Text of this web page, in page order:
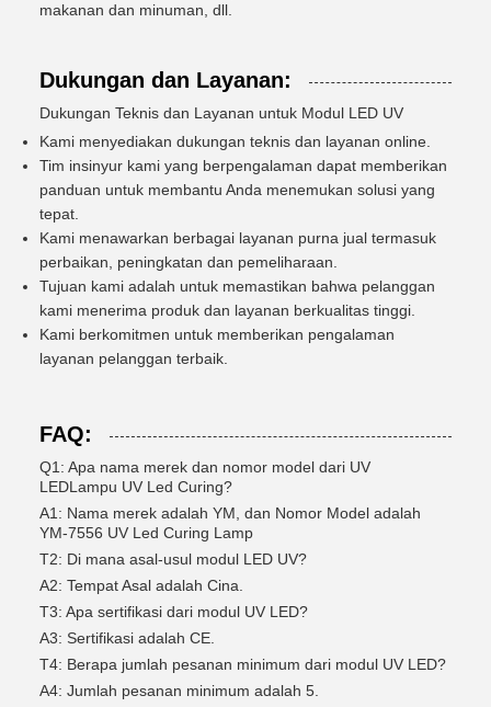
makanan dan minuman, dll.
Dukungan dan Layanan:
Dukungan Teknis dan Layanan untuk Modul LED UV
Kami menyediakan dukungan teknis dan layanan online.
Tim insinyur kami yang berpengalaman dapat memberikan
panduan untuk membantu Anda menemukan solusi yang
tepat.
Kami menawarkan berbagai layanan purna jual termasuk
perbaikan, peningkatan dan pemeliharaan.
Tujuan kami adalah untuk memastikan bahwa pelanggan
kami menerima produk dan layanan berkualitas tinggi.
Kami berkomitmen untuk memberikan pengalaman
layanan pelanggan terbaik.
FAQ:
Q1: Apa nama merek dan nomor model dari UV
LEDLampu UV Led Curing?
A1: Nama merek adalah YM, dan Nomor Model adalah
YM-7556 UV Led Curing Lamp
T2: Di mana asal-usul modul LED UV?
A2: Tempat Asal adalah Cina.
T3: Apa sertifikasi dari modul UV LED?
A3: Sertifikasi adalah CE.
T4: Berapa jumlah pesanan minimum dari modul UV LED?
A4: Jumlah pesanan minimum adalah 5.